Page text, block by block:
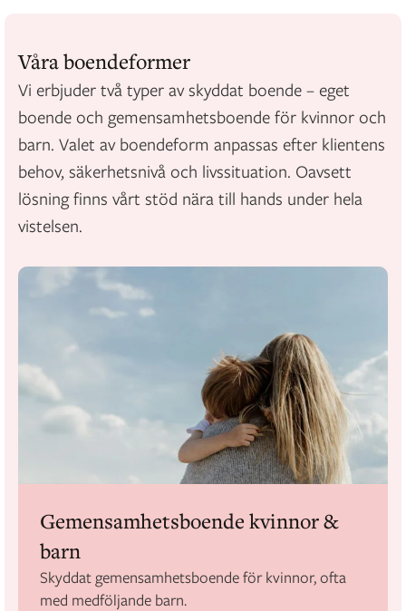
Våra boendeformer
Vi erbjuder två typer av skyddat boende – eget
boende och gemensamhetsboende för kvinnor och
barn. Valet av boendeform anpassas efter klientens
behov, säkerhetsnivå och livssituation. Oavsett
lösning finns vårt stöd nära till hands under hela
vistelsen.
Gemensamhetsboende kvinnor &
barn
Skyddat gemensamhetsboende för kvinnor, ofta
med medföljande barn.